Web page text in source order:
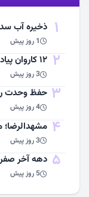
1 ذخیره آب
1 روز پیش
2 ۱۲ کاروان پیاده تایباد راهی مشهدمقدس می‌شوند
3 روز پیش
3 حفظ وحدت
4 روز پیش
4 مشهد‌الرضا؛
3 روز پیش
5 دهه آخر
5 روز پیش